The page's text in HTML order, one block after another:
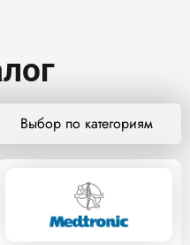
Выбор по категориям